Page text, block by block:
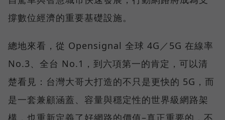
撐數位經濟的重要基礎設施。
總地來看，從 Opensignal 全球 4G／5G 在線率
No.3、全台 No.1，到六項第一的肯定，可以清
楚看見：台灣大哥大打造的不只是更快的 5G，而
是一套兼顧涵蓋、容量與穩定性的世界級網路架
構，也重新定義了好網路的價值–真正重要的，不